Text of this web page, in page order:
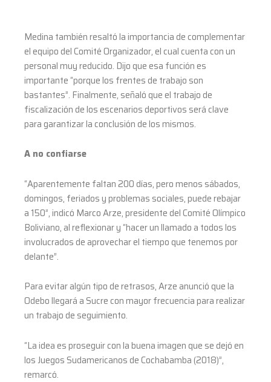
Medina también resaltó la importancia de complementar
el equipo del Comité Organizador, el cual cuenta con un
personal muy reducido. Dijo que esa función es
importante “porque los frentes de trabajo son
bastantes”. Finalmente, señaló que el trabajo de
fiscalización de los escenarios deportivos será clave
para garantizar la conclusión de los mismos.
A no confiarse
“Aparentemente faltan 200 días, pero menos sábados,
domingos, feriados y problemas sociales, puede rebajar
a 150”, indicó Marco Arze, presidente del Comité Olímpico
Boliviano, al reflexionar y “hacer un llamado a todos los
involucrados de aprovechar el tiempo que tenemos por
delante”.
Para evitar algún tipo de retrasos, Arze anunció que la
Odebo llegará a Sucre con mayor frecuencia para realizar
un trabajo de seguimiento.
“La idea es proseguir con la buena imagen que se dejó en
los Juegos Sudamericanos de Cochabamba (2018)”,
remarcó.